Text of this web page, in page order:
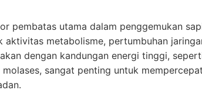
pembatas utama dalam penggemukan
aktivitas metabolisme, pertumbuhan
dengan kandungan energi tinggi,
sangat penting untuk mempercepat